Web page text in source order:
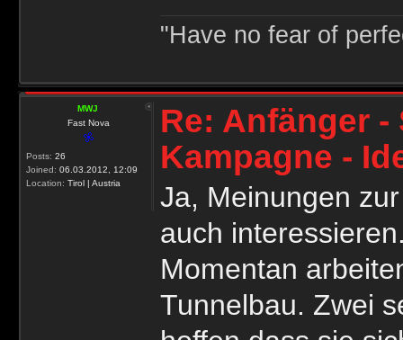
"Have no fear of
MWJ
Fast Nova
Posts: 26
Joined: 06.03.2012, 12:09
Location: Tirol | Austria
Re: Anfänger
Kampagne -
Ja, Meinungen
auch
Momentan
Tunnelbau. Zwei